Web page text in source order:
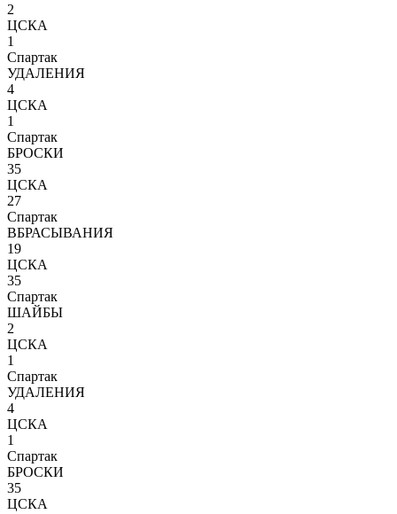
2
ЦСКА
1
Спартак
УДАЛЕНИЯ
4
ЦСКА
1
Спартак
БРОСКИ
35
ЦСКА
27
Спартак
ВБРАСЫВАНИЯ
19
ЦСКА
35
Спартак
ШАЙБЫ
2
ЦСКА
1
Спартак
УДАЛЕНИЯ
4
ЦСКА
1
Спартак
БРОСКИ
35
ЦСКА